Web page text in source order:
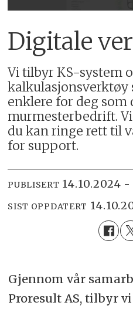
Digitale
Vi tilbyr KS-system
kalkulasjonsverktøy
enklere for deg som
murmesterbedrift.
du kan ringe rett til
for support.
PUBLISERT 14.10.2024 -
SIST OPPDATERT
Gjennom vår
Proresult AS, tilbyr